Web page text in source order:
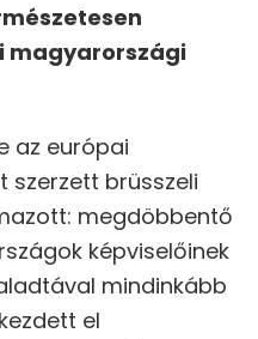
magyarországi
az európai
szerzett brüsszeli
megdöbbentő
képviselőinek
mindinkább
el